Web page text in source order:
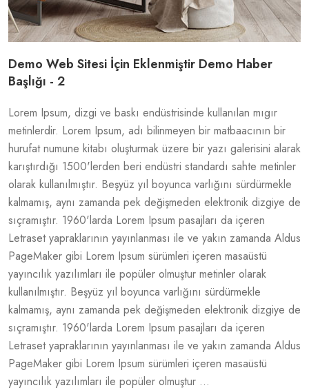
Demo Web Sitesi İçin Eklenmiştir Demo Haber
Başlığı - 2
Lorem Ipsum, dizgi ve baskı endüstrisinde kullanılan mıgır
metinlerdir. Lorem Ipsum, adı bilinmeyen bir matbaacının bir
hurufat numune kitabı oluşturmak üzere bir yazı galerisini alarak
karıştırdığı 1500'lerden beri endüstri standardı sahte metinler
olarak kullanılmıştır. Beşyüz yıl boyunca varlığını sürdürmekle
kalmamış, aynı zamanda pek değişmeden elektronik dizgiye de
sıçramıştır. 1960'larda Lorem Ipsum pasajları da içeren
Letraset yapraklarının yayınlanması ile ve yakın zamanda Aldus
PageMaker gibi Lorem Ipsum sürümleri içeren masaüstü
yayıncılık yazılımları ile popüler olmuştur metinler olarak
kullanılmıştır. Beşyüz yıl boyunca varlığını sürdürmekle
kalmamış, aynı zamanda pek değişmeden elektronik dizgiye de
sıçramıştır. 1960'larda Lorem Ipsum pasajları da içeren
Letraset yapraklarının yayınlanması ile ve yakın zamanda Aldus
PageMaker gibi Lorem Ipsum sürümleri içeren masaüstü
yayıncılık yazılımları ile popüler olmuştur ...